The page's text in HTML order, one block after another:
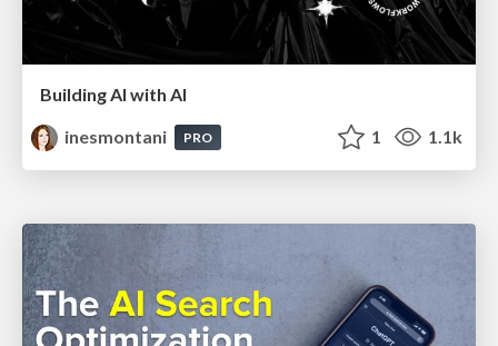
Building AI with AI
inesmontani
PRO 1 1.1k